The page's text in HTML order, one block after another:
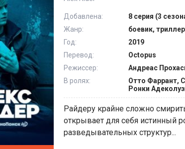
Добавлена:
8 серия (3
Жанр:
боевик,
Год:
2019
Перевод:
Octopus
Режиссер:
Андреас
В ролях:
Отто Фаррант,
Ронки
Райдеру крайне сложно
открывает для себя истинный
разведывательных структур...